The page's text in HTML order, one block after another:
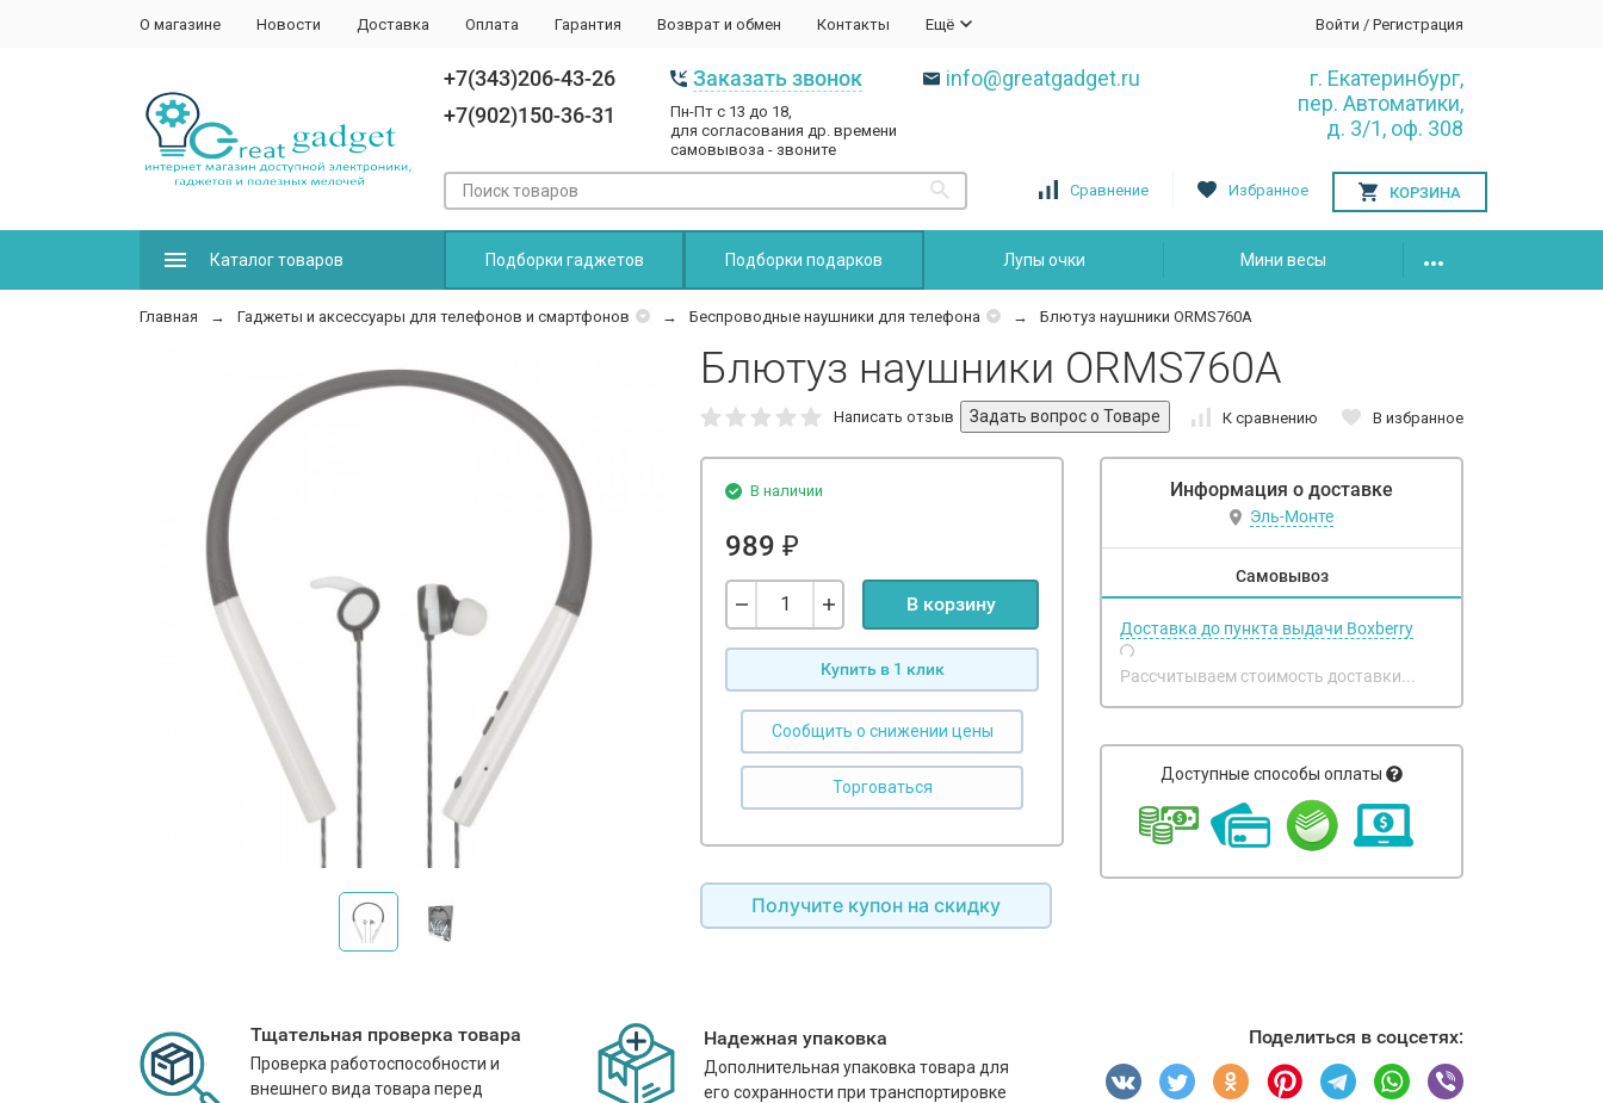
О магазине Новости Доставка Оплата Гарантия Возврат и обмен Контакты Ещё Войти / Регистрация
+7(343)206-43-26
+7(902)150-36-31
Заказать звонок
Пн-Пт с 13 до 18,
для согласования др. времени
самовывоза - звоните
info@greatgadget.ru
г. Екатеринбург,
пер. Автоматики,
д. 3/1, оф. 308
Сравнение Избранное КОРЗИНА
Каталог товаров Подборки гаджетов Подборки подарков Лупы очки Мини весы
Главная Гаджеты и аксессуары для телефонов и смартфонов Беспроводные наушники для телефона Блютуз наушники ORMS760A
Блютуз наушники ORMS760A
Написать отзыв К сравнению В избранное
В наличии
989 ₽
В корзину
Купить в 1 клик
Сообщить о снижении цены
Получите купон на скидку
Информация о доставке
Эль-Монте
Самовывоз
Доставка до пункта выдачи Boxberry
Рассчитываем стоимость доставки...
Доступные способы оплаты
Тщательная проверка товара
Проверка работоспособности и
внешнего вида товара перед
Надежная упаковка
Дополнительная упаковка товара для
его сохранности при транспортировке
Поделиться в соцсетях: